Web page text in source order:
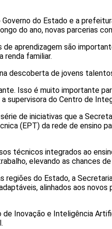
do Estado e a
do ano, novas parcerias
aprendizagem são
renda familiar.
descoberta de jovens
Isso é muito importante
supervisora do Centro de
de iniciativas que a
(EPT) da rede de ensino
técnicos integrados ao
elevando as chances
do Estado, a
alinhados aos
Inovação e Inteligência